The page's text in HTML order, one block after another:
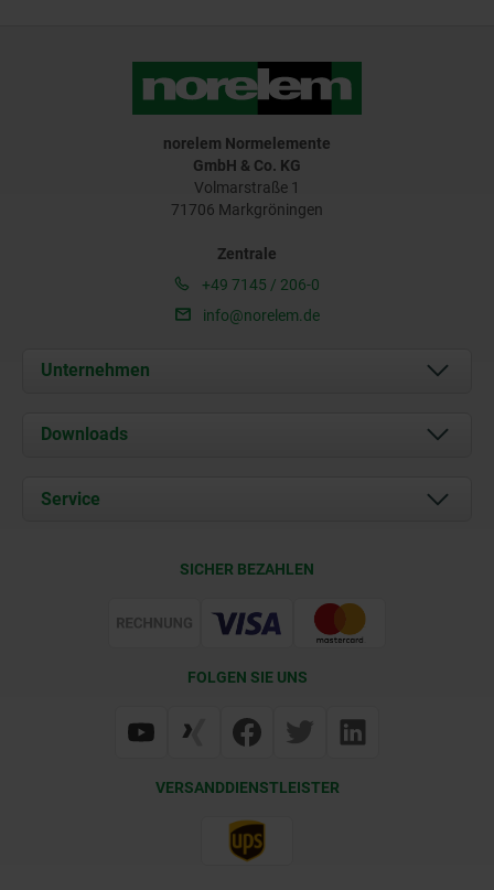
norelem Normelemente
GmbH & Co. KG
Volmarstraße 1
71706 Markgröningen
Zentrale
+49 7145 / 206-0
info@norelem.de
Unternehmen
Über uns
Karriere
Downloads
Service
Web Support
SICHER BEZAHLEN
FOLGEN SIE UNS
VERSANDDIENSTLEISTER